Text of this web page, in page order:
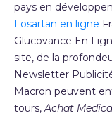
pays en
Losartan en ligne
Glucovance En
site, de la
Newsletter
Macron peuvent
tours,Achat